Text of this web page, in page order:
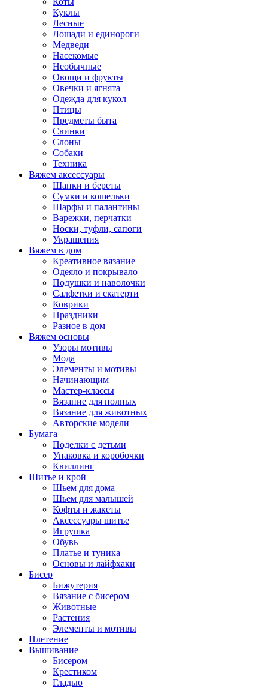
Куклы
Лесные
Лошади и единороги
Медведи
Насекомые
Необычные
Овощи и фрукты
Овечки и ягнята
Одежда для кукол
Птицы
Предметы быта
Свинки
Слоны
Собаки
Техника
Вяжем аксессуары
Шапки и береты
Сумки и кошельки
Шарфы и палантины
Варежки, перчатки
Носки, туфли, сапоги
Украшения
Вяжем в дом
Креативное вязание
Одеяло и покрывало
Подушки и наволочки
Салфетки и скатерти
Коврики
Праздники
Разное в дом
Вяжем основы
Узоры мотивы
Мода
Элементы и мотивы
Начинающим
Мастер-классы
Вязание для полных
Вязание для животных
Авторские модели
Бумага
Поделки с детьми
Упаковка и коробочки
Квиллинг
Шитье и крой
Шьем для дома
Шьем для малышей
Кофты и жакеты
Аксессуары шитье
Игрушка
Обувь
Платье и туника
Основы и лайфхаки
Бисер
Бижутерия
Вязание с бисером
Животные
Растения
Элементы и мотивы
Плетение
Вышивание
Бисером
Крестиком
Гладью